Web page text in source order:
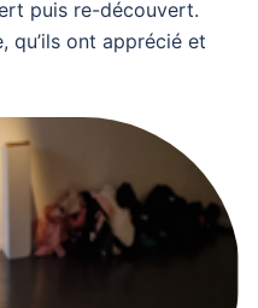
puis re-découvert.
qu’ils ont apprécié et